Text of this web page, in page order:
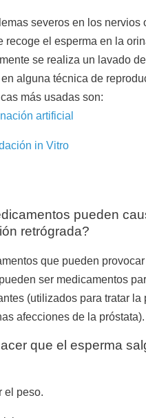
severos en los nervios
recoge el esperma en la
se realiza un lavado
alguna técnica de
más usadas son:
artificial
in Vitro
pueden
retrógrada?
que pueden
ser medicamentos
(utilizados para tratar la
afecciones de la próstata).
que el esperma
el peso.